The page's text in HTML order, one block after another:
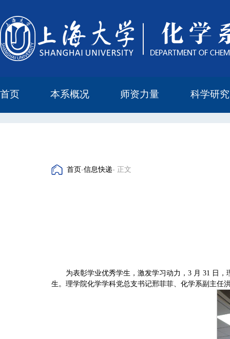
首页 本系概况 师资力量 科学研究
首页-信息快递- 正文
为表彰学业优秀学生，激发学习动力，3 月 31 日
生。理学院化学学科党总支书记邢菲菲、化学系副主任